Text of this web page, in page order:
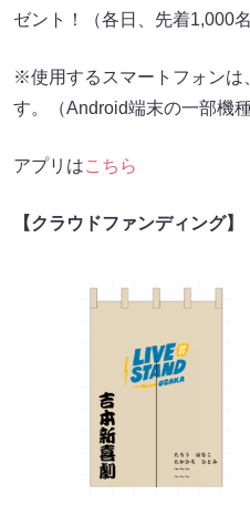
ゼント！（各日、先着1,000名
※使用するスマートフォンは
す。（Android端末の一部機
アプリはこちら
【クラウドファンディング】